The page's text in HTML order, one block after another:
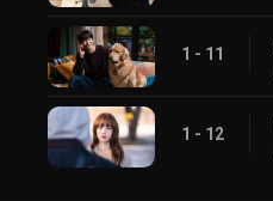
1 - 11
1 - 12